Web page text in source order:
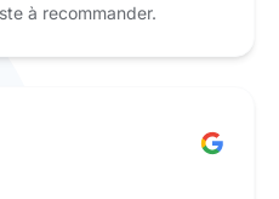
à recommander.